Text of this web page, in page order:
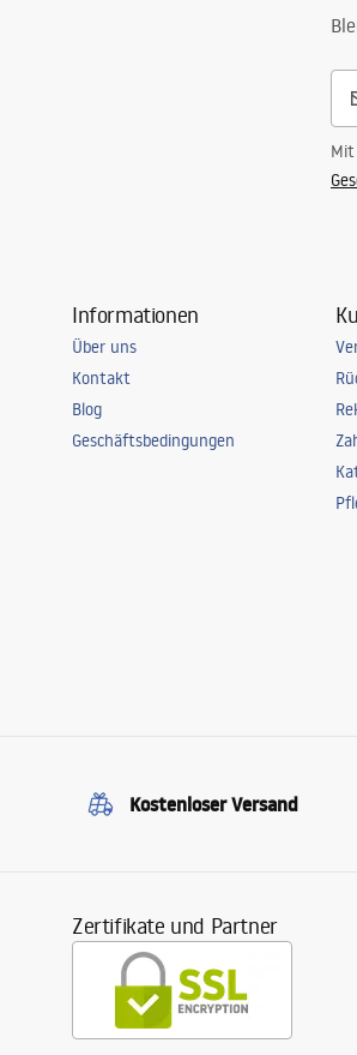
Informationen
Über uns
Kontakt
Blog
Geschäftsbedingungen
Kostenloser Versand
Zertifikate und Partner